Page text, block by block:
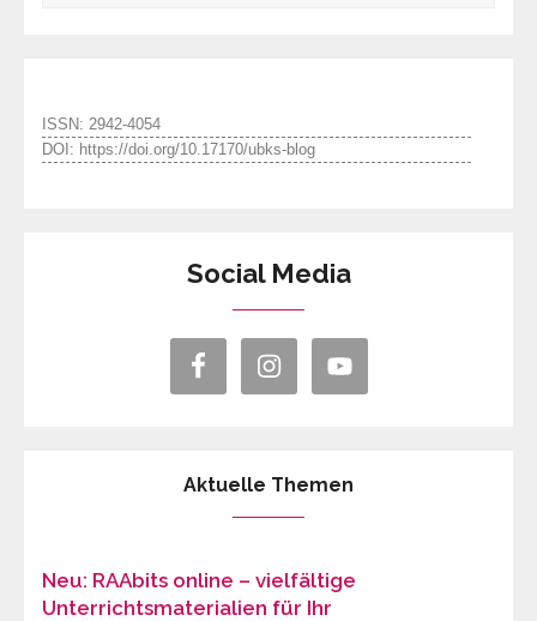
ISSN: 2942-4054
DOI: https://doi.org/10.17170/ubks-blog
Social Media
Aktuelle Themen
Neu: RAAbits online – vielfältige
Unterrichtsmaterialien für Ihr